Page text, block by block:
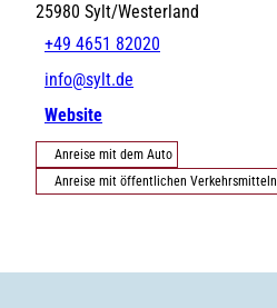
25980 Sylt/Westerland
+49 4651 82020
info@sylt.de
Website
Anreise mit dem Auto
Anreise mit öffentlichen Verkehrsmitteln